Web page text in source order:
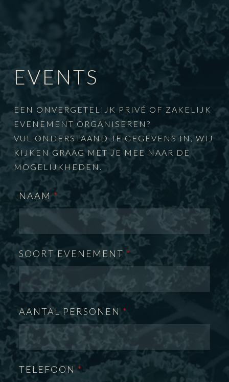
EVENTS
EEN ONVERGETELIJK PRIVÉ OF ZAKELIJK
EVENEMENT ORGANISEREN?
VUL ONDERSTAAND JE GEGEVENS IN, WIJ
KIJKEN GRAAG MET JE MEE NAAR DE
MOGELIJKHEDEN.
NAAM*
SOORT EVENEMENT *
AANTAL PERSONEN *
TELEFOON*